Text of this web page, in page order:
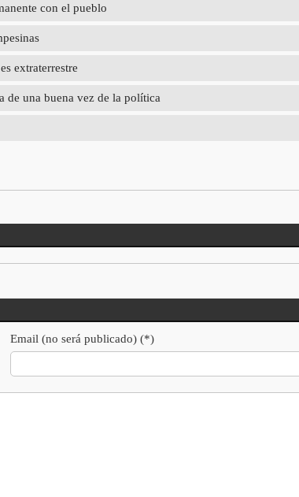
con el pueblo
extraterrestre
de una buena vez de la política
Email (no será publicado) (*)